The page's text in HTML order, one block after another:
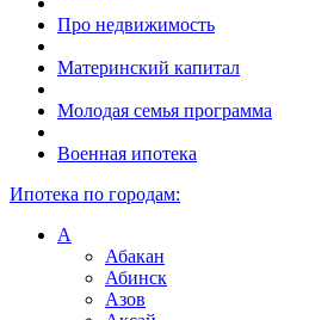
Про недвижимость
Материнский капитал
Молодая семья программа
Военная ипотека
Ипотека по городам:
А
Абакан
Абинск
Азов